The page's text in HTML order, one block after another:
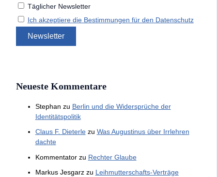
Täglicher Newsletter
Ich akzeptiere die Bestimmungen für den Datenschutz
Neueste Kommentare
Stephan zu Berlin und die Widersprüche der
Identitätspolitik
Claus F. Dieterlezu Was Augustinus über Irrlehren
dachte
Kommentatorzu Rechter Glaube
Markus Jesgarzzu Leihmutterschafts-Verträge